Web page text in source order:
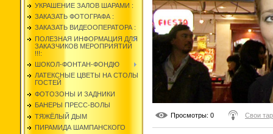
УКРАШЕНИЕ ЗАЛОВ ШАРАМИ :
ЗАКАЗАТЬ ФОТОГРАФА :
ЗАКАЗАТЬ ВИДЕООПЕРАТОРА :
ПОЛЕЗНАЯ ИНФОРМАЦИЯ ДЛЯ
ЗАКАЗЧИКОВ МЕРОПРИЯТИЙ
!!!:
ШОКОЛ-ФОНТАН-ФОНДЮ
ЛАТЕКСНЫЕ ЦВЕТЫ НА СТОЛЫ
ГОСТЕЙ
ФОТОЗОНЫ И ЗАДНИКИ
БАНЕРЫ ПРЕСС-ВОЛЫ
ТЯЖЁЛЫЙ ДЫМ
ПИРАМИДА ШАМПАНСКОГО
Просмотры: 0 Свои